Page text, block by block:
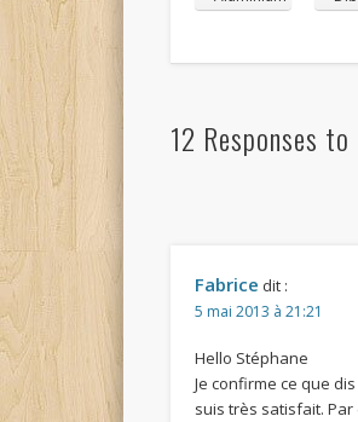
12 Responses
Fabrice dit :
5 mai 2013 à 21:21
Hello Stéphane
Je confirme ce que
suis très satisfait.